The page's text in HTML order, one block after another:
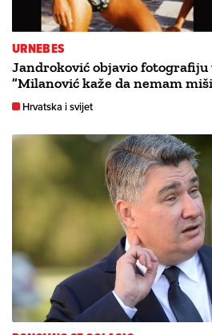
URNEBES
Jandroković objavio fotografiju
”Milanović kaže da nemam
Hrvatska i svijet